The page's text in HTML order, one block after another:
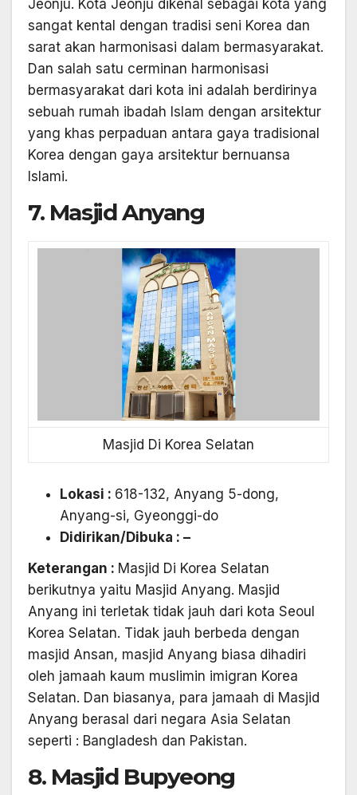
Jeonju. Kota Jeonju dikenal sebagai kota yang
sangat kental dengan tradisi seni Korea dan
sarat akan harmonisasi dalam bermasyarakat.
Dan salah satu cerminan harmonisasi
bermasyarakat dari kota ini adalah berdirinya
sebuah rumah ibadah Islam dengan arsitektur
yang khas perpaduan antara gaya tradisional
Korea dengan gaya arsitektur bernuansa
Islami.
7. Masjid Anyang
Masjid Di Korea Selatan
Lokasi : 618-132, Anyang 5-dong,
Anyang-si, Gyeonggi-do
Didirikan/Dibuka : –
Keterangan : Masjid Di Korea Selatan
berikutnya yaitu Masjid Anyang. Masjid
Anyang ini terletak tidak jauh dari kota Seoul
Korea Selatan. Tidak jauh berbeda dengan
masjid Ansan, masjid Anyang biasa dihadiri
oleh jamaah kaum muslimin imigran Korea
Selatan. Dan biasanya, para jamaah di Masjid
Anyang berasal dari negara Asia Selatan
seperti : Bangladesh dan Pakistan.
8. Masjid Bupyeong